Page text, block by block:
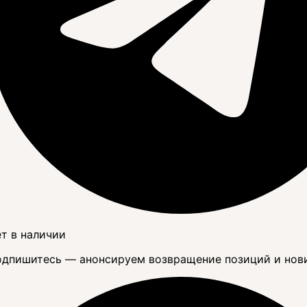
в наличии
— анонсируем возвращение позиций и